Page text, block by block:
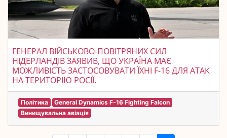
ГЕНЕРАЛ ВІЙСЬКОВО-ПОВІТРЯНИХ СИЛ
НІДЕРЛАНДІВ ЗАЯВИВ, ЩО УКРАЇНА МАЄ
МОЖЛИВІСТЬ ЗАСТОСОВУВАТИ ЇХНІ F-16 ДЛЯ АТАК
НА ТЕРИТОРІЮ РОСІЇ.
Політика
General Dynamics F-16 Fighting Falcon
Винищувальна авіація